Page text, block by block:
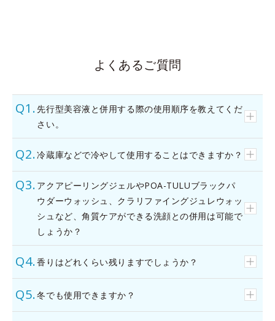
よくあるご質問
先行型美容液と併用する際の使用順序を教えてくだ
さい。
冷蔵庫などで冷やして使用することはできますか？
アクアピーリングジェルやPOA-TULUブラックパ
ウダーウォッシュ、クラリファイングジュレウォッ
シュなど、角質ケアができる洗顔との併用は可能で
しょうか？
香りはどれくらい残りますでしょうか？
冬でも使用できますか？